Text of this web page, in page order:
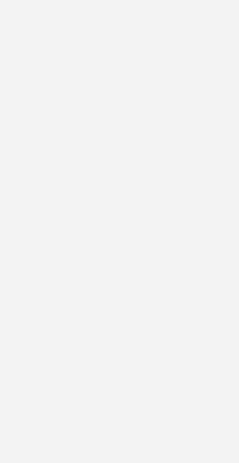
Bạn
Đăng kí ngay để được